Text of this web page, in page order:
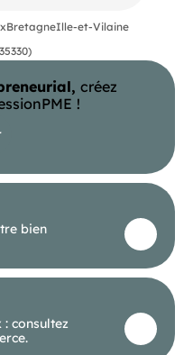
BretagneIlle-et-Vilaine
créez
!
bien
consultez